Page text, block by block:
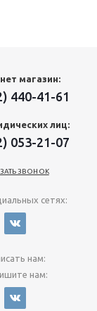
магазин:
440-41-61
лиц:
053-21-07
ЗВОНОК
сетях:
нам:
нам: